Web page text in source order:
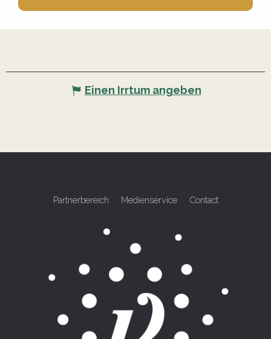
Einen Irrtum angeben
Partnerbereich Medienservice Contact